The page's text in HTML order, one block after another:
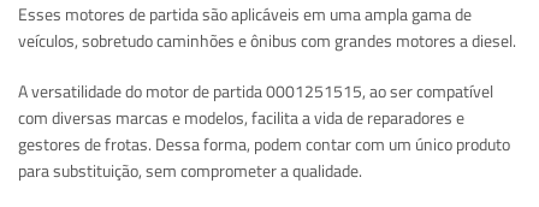
Esses motores de partida são aplicáveis em uma ampla gama de
veículos, sobretudo caminhões e ônibus com grandes motores a diesel.
A versatilidade do motor de partida 0001251515, ao ser compatível
com diversas marcas e modelos, facilita a vida de reparadores e
gestores de frotas. Dessa forma, podem contar com um único produto
para substituição, sem comprometer a qualidade.